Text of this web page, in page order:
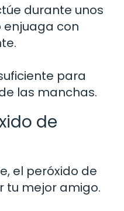
durante unos
enjuaga con
para
las manchas.
de
el peróxido de
tu mejor amigo.